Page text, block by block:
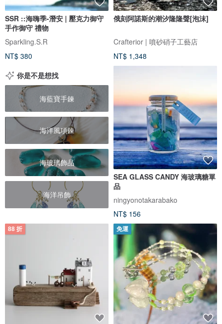
SSR ::海嗨季-潛安 | 壓克力御守
手作御守 禮物
Sparkling.S.R
NT$ 380
俄刻阿諾斯的潮汐隆隆聲[泡沫]
Crafterior | 噴砂硝子工藝店
NT$ 1,348
你是不是想找
海藍寶手鍊
海洋風項鍊
海玻璃飾品
海洋吊飾
SEA GLASS CANDY 海玻璃糖單
品
ningyonotakarabako
NT$ 156
88 折 免運